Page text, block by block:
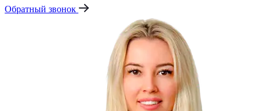
Обратный звонок